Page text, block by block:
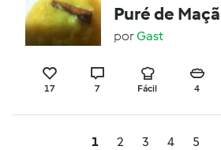
Puré de Maçã
porGast
17 7 Fácil 4
1 2 3 4 5